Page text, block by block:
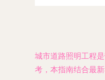
城市道路照明工程
考，本指南结合最